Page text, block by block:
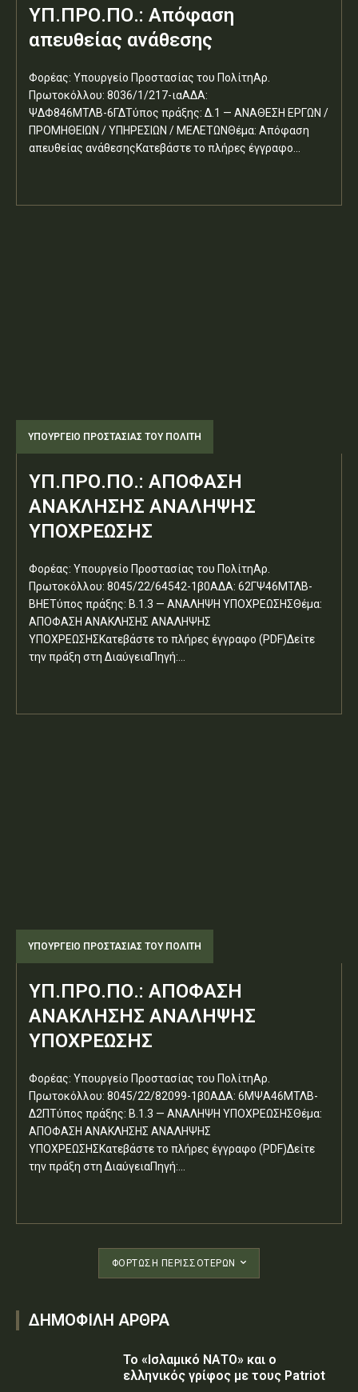
ΥΠ.ΠΡΟ.ΠΟ.: Απόφαση
απευθείας ανάθεσης
Φορέας: Υπουργείο Προστασίας του ΠολίτηΑρ.
Πρωτοκόλλου: 8036/1/217-ιαΑΔΑ:
ΨΔΦ846ΜΤΛΒ-6ΓΔΤύπος πράξης: Δ.1 — ΑΝΑΘΕΣΗ ΕΡΓΩΝ /
ΠΡΟΜΗΘΕΙΩΝ / ΥΠΗΡΕΣΙΩΝ / ΜΕΛΕΤΩΝΘέμα: Απόφαση
απευθείας ανάθεσηςΚατεβάστε το πλήρες έγγραφο...
ΥΠΟΥΡΓΕΊΟ ΠΡΟΣΤΑΣΊΑΣ ΤΟΥ ΠΟΛΊΤΗ
ΥΠ.ΠΡΟ.ΠΟ.: ΑΠΟΦΑΣΗ
ΑΝΑΚΛΗΣΗΣ ΑΝΑΛΗΨΗΣ
ΥΠΟΧΡΕΩΣΗΣ
Φορέας: Υπουργείο Προστασίας του ΠολίτηΑρ.
Πρωτοκόλλου: 8045/22/64542-1β0ΑΔΑ: 62ΓΨ46ΜΤΛΒ-
ΒΗΕΤύπος πράξης: Β.1.3 — ΑΝΑΛΗΨΗ ΥΠΟΧΡΕΩΣΗΣΘέμα:
ΑΠΟΦΑΣΗ ΑΝΑΚΛΗΣΗΣ ΑΝΑΛΗΨΗΣ
ΥΠΟΧΡΕΩΣΗΣΚατεβάστε το πλήρες έγγραφο (PDF)Δείτε
την πράξη στη ΔιαύγειαΠηγή:...
ΥΠΟΥΡΓΕΊΟ ΠΡΟΣΤΑΣΊΑΣ ΤΟΥ ΠΟΛΊΤΗ
ΥΠ.ΠΡΟ.ΠΟ.: ΑΠΟΦΑΣΗ
ΑΝΑΚΛΗΣΗΣ ΑΝΑΛΗΨΗΣ
ΥΠΟΧΡΕΩΣΗΣ
Φορέας: Υπουργείο Προστασίας του ΠολίτηΑρ.
Πρωτοκόλλου: 8045/22/82099-1β0ΑΔΑ: 6ΜΨΑ46ΜΤΛΒ-
Δ2ΠΤύπος πράξης: Β.1.3 — ΑΝΑΛΗΨΗ ΥΠΟΧΡΕΩΣΗΣΘέμα:
ΑΠΟΦΑΣΗ ΑΝΑΚΛΗΣΗΣ ΑΝΑΛΗΨΗΣ
ΥΠΟΧΡΕΩΣΗΣΚατεβάστε το πλήρες έγγραφο (PDF)Δείτε
την πράξη στη ΔιαύγειαΠηγή:...
ΦΌΡΤΩΣΗ ΠΕΡΙΣΣΟΤΈΡΩΝ
ΔΗΜΟΦΙΛΗ ΑΡΘΡΑ
Το «Ισλαμικό ΝΑΤΟ» και ο
ελληνικός γρίφος με τους Patriot